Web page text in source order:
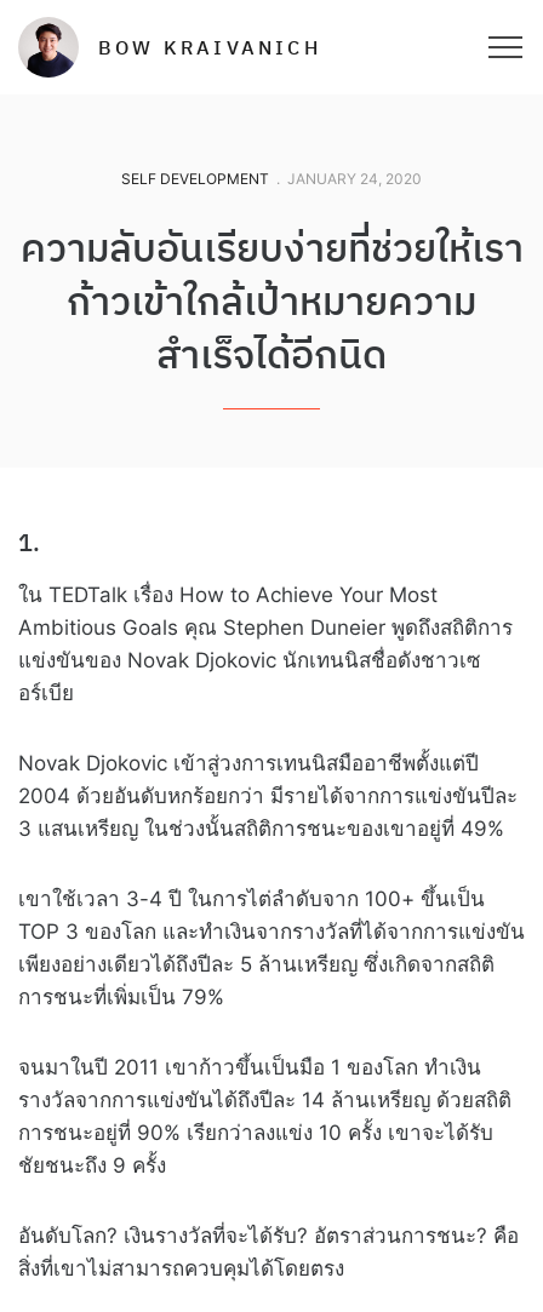
BOW KRAIVANICH
SELF DEVELOPMENT . JANUARY 24, 2020
ความลับอันเรียบง่ายที่ช่วยให้เรา
ก้าวเข้าใกล้เป้าหมายความ
สำเร็จได้อีกนิด
1.
ใน TEDTalk เรื่อง How to Achieve Your Most
Ambitious Goals คุณ Stephen Duneier พูดถึงสถิติการ
แข่งขันของ Novak Djokovic นักเทนนิสชื่อดังชาวเซ
อร์เบีย
Novak Djokovic เข้าสู่วงการเทนนิสมืออาชีพตั้งแต่ปี
2004 ด้วยอันดับหกร้อยกว่า มีรายได้จากการแข่งขันปีละ
3 แสนเหรียญ ในช่วงนั้นสถิติการชนะของเขาอยู่ที่ 49%
เขาใช้เวลา 3-4 ปี ในการไต่ลำดับจาก 100+ ขึ้นเป็น
TOP 3 ของโลก และทำเงินจากรางวัลที่ได้จากการแข่งขัน
เพียงอย่างเดียวได้ถึงปีละ 5 ล้านเหรียญ ซึ่งเกิดจากสถิติ
การชนะที่เพิ่มเป็น 79%
จนมาในปี 2011 เขาก้าวขึ้นเป็นมือ 1 ของโลก ทำเงิน
รางวัลจากการแข่งขันได้ถึงปีละ 14 ล้านเหรียญ ด้วยสถิติ
การชนะอยู่ที่ 90% เรียกว่าลงแข่ง 10 ครั้ง เขาจะได้รับ
ชัยชนะถึง 9 ครั้ง
อันดับโลก? เงินรางวัลที่จะได้รับ? อัตราส่วนการชนะ? คือ
สิ่งที่เขาไม่สามารถควบคุมได้โดยตรง